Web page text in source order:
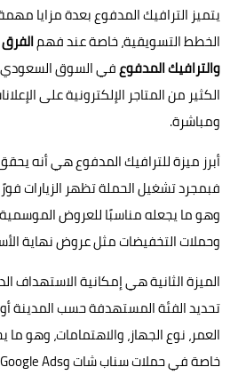
يتميز الترافيك المدفوع بعدة مزايا
الخطط التسويقية، خاصة عند فهم
والترافيك المدفوعفي السوق السعودي
الكثير من المتاجر الإلكترونية على
ومباشرة.
أبرز ميزة للترافيك المدفوع هي أنه
فبمجرد تشغيل الحملة تظهر الزيارات
وهو ما يجعله مناسبًا للعروض الموسمية،
وحملات التخفيضات مثل عروض نهاية
الميزة الثانية هي إمكانية
تحديد الفئة المستهدفة حسب المدينة
العمر، نوع الجهاز، والاهتمامات، وهو ما
خاصة في حملات سناب شات وGoogle Ads وتيك توك.